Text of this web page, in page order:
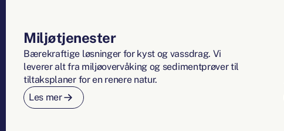
Miljøtjenester
Bærekraftige løsninger for kyst og vassdrag. Vi
leverer alt fra miljøovervåking og sedimentprøver til
tiltaksplaner for en renere natur.
Les mer